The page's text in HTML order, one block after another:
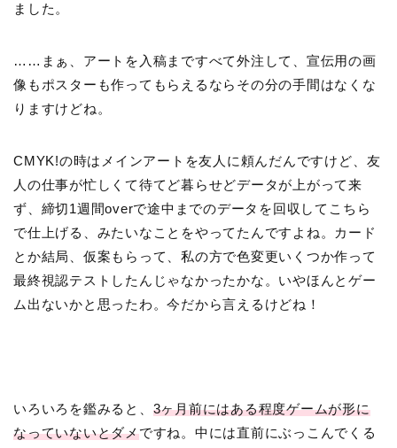
ました。
……まぁ、アートを入稿まですべて外注して、宣伝用の画
像もポスターも作ってもらえるならその分の手間はなくな
りますけどね。
CMYK!の時はメインアートを友人に頼んだんですけど、友
人の仕事が忙しくて待てど暮らせどデータが上がって来
ず、締切1週間overで途中までのデータを回収してこちら
で仕上げる、みたいなことをやってたんですよね。カード
とか結局、仮案もらって、私の方で色変更いくつか作って
最終視認テストしたんじゃなかったかな。いやほんとゲー
ム出ないかと思ったわ。今だから言えるけどね！
いろいろを鑑みると、 3ヶ月前にはある程度ゲームが形に
なっていないとダメですね。中には直前にぶっこんでくる